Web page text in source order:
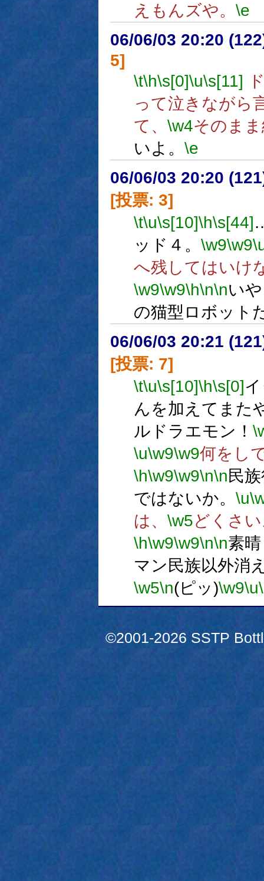
えもんズや。 \e
06/06/03 20:20
5]
\t\h\s[0]\u\s[11]
って泣きながら
て、 \w4そのま
いよ。 \e
06/06/03 20:20
[投票: 3]
\t\u\s[10]\h\s[44]
ッド４。 \w9\w9
へ残してはいけ
\w9\w9\h\n\nい
の猫型ロボット
06/06/03 20:21
[投票: 7]
\t\u\s[10]\h\s[0]
んを加えてまた
ルドラエモン！
\u\w9\w9何をし
\h\w9\w9\n\n民
ではないか。 \u
は、 \w5どくさ
\h\w9\w9\n\n素
マン民族以外消
\w5\n(ピッ)\w9\u
©2001-2026 SSTP